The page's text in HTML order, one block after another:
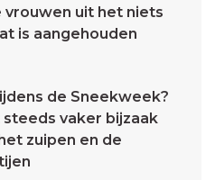
vrouwen uit het niets
is aangehouden
de Sneekweek?
steeds vaker bijzaak
zuipen en de